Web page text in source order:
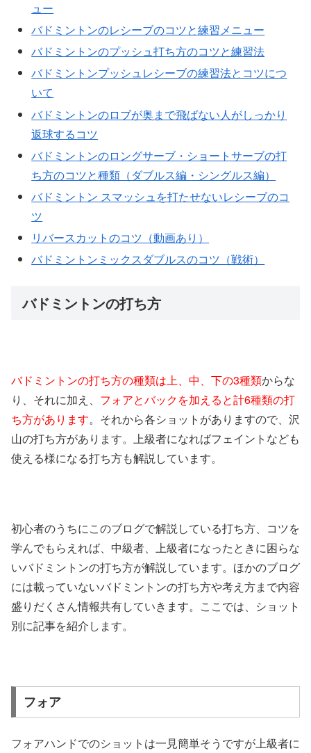
ュー
バドミントンのレシーブのコツと練習メニュー
バドミントンのプッシュ打ち方のコツと練習法
バドミントンプッシュレシーブの練習法とコツにつ
いて
バドミントンのロブが奥まで飛ばない人がしっかり
返球するコツ
バドミントンのロングサーブ・ショートサーブの打
ち方のコツと種類（ダブルス編・シングルス編）
バドミントン スマッシュを打たせないレシーブのコ
ツ
リバースカットのコツ（動画あり）
バドミントンミックスダブルスのコツ（戦術）
バドミントンの打ち方
バドミントンの打ち方の種類は上、中、下の3種類からな
り、それに加え、 フォアとバックを加えると計6種類の打
ち方があります。それから各ショットがありますので、沢
山の打ち方があります。上級者になればフェイントなども
使える様になる打ち方も解説しています。
初心者のうちにこのブログで解説している打ち方、コツを
学んでもらえれば、中級者、上級者になったときに困らな
いバドミントンの打ち方が解説しています。ほかのブログ
には載っていないバドミントンの打ち方や考え方まで内容
盛りだくさん情報共有していきます。ここでは、ショット
別に記事を紹介します。
フォア
フォアハンドでのショットは一見簡単そうですが上級者に